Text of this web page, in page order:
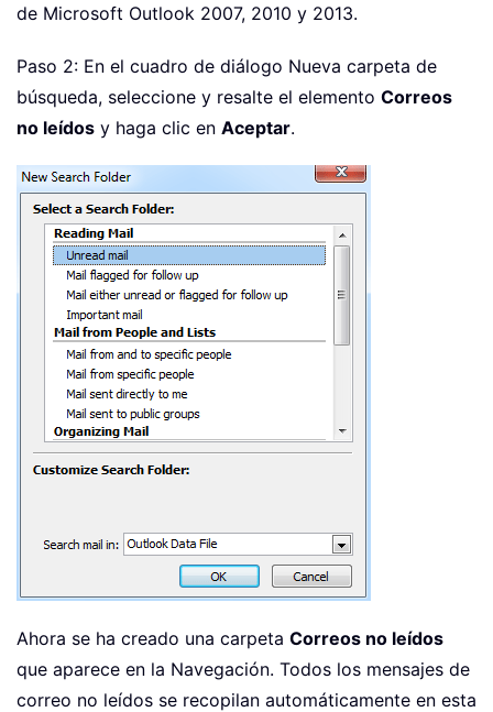
de Microsoft Outlook 2007, 2010 y 2013.
Paso 2: En el cuadro de diálogo Nueva carpeta de
búsqueda, seleccione y resalte el elemento Correos
no leídos y haga clic en Aceptar.
Ahora se ha creado una carpeta Correos no leídos
que aparece en la Navegación. Todos los mensajes de
correo no leídos se recopilan automáticamente en esta